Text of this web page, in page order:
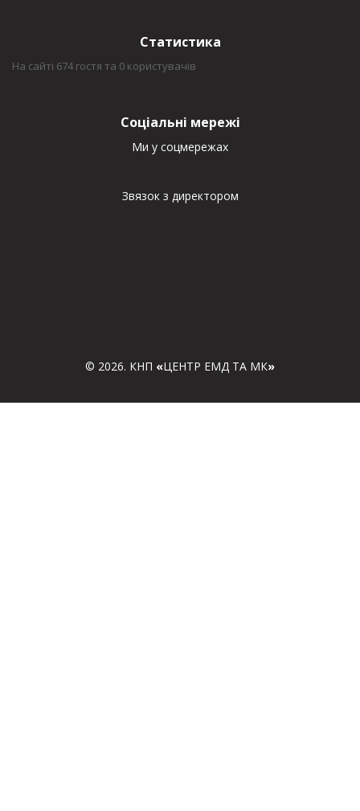
Статистика
На сайті 674 гостя та 0 користувачів
Соціальні мережі
Ми у соцмережах
Звязок з директором
© 2026. КНП «ЦЕНТР ЕМД ТА МК»